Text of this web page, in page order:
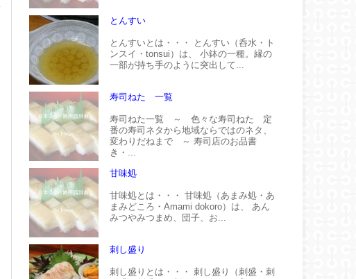
とんすい
とんすいとは・・・ とんすい（呑水・ト
ンスイ・tonsui）は、 小鉢の一種。縁の
一部が持ち手のように突出して...
寿司ねた 一覧
寿司ねた一覧 ～ 色々な寿司ねた 定
番の寿司ネタから地域ならではのネタ、
変わりだねまで ～ 寿司店のお品書
き・...
甘味処
甘味処とは・・・ 甘味処（あまみ処・あ
まみどころ・Amami dokoro）は、 あん
みつやみつまめ、団子、お...
刺し盛り
刺し盛りとは・・・ 刺し盛り（刺盛・刺